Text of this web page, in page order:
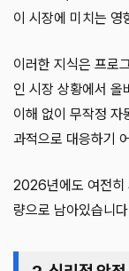
이 시장에 미치는 영
이러한 지식은 프로
인 시장 상황에서 올
이해 없이 무작정 자
과적으로 대응하기
2026년에도 여전히
량으로 남아있습니